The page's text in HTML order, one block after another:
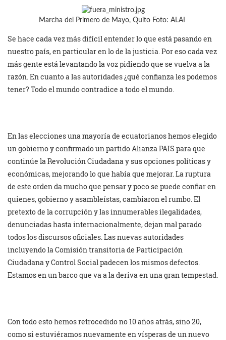
Marcha del Primero de Mayo, Quito Foto: ALAI
Se hace cada vez más difícil entender lo que está pasando en
nuestro país, en particular en lo de la justicia. Por eso cada vez
más gente está levantando la voz pidiendo que se vuelva a la
razón. En cuanto a las autoridades ¿qué confianza les podemos
tener? Todo el mundo contradice a todo el mundo.
En las elecciones una mayoría de ecuatorianos hemos elegido
un gobierno y confirmado un partido Alianza PAIS para que
continúe la Revolución Ciudadana y sus opciones políticas y
económicas, mejorando lo que había que mejorar. La ruptura
de este orden da mucho que pensar y poco se puede confiar en
quienes, gobierno y asambleístas, cambiaron el rumbo. El
pretexto de la corrupción y las innumerables ilegalidades,
denunciadas hasta internacionalmente, dejan mal parado
todos los discursos oficiales. Las nuevas autoridades
incluyendo la Comisión transitoria de Participación
Ciudadana y Control Social padecen los mismos defectos.
Estamos en un barco que va a la deriva en una gran tempestad.
Con todo esto hemos retrocedido no 10 años atrás, sino 20,
como si estuviéramos nuevamente en vísperas de un nuevo